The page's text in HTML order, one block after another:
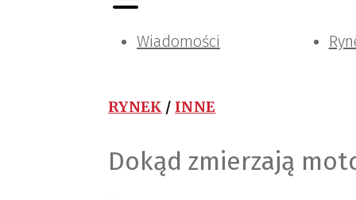
Wiadomości
RYNEK / INNE
Dokąd zmierzają